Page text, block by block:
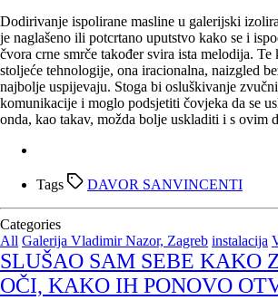
Dodirivanje ispolirane masline u galerijski
je naglašeno ili potcrtano uputstvo kako se i
čvora crne smrče također svira ista melodija. Te
stoljeće tehnologije, ona iracionalna, naizgled
najbolje uspijevaju. Stoga bi osluškivanje
komunikacije i moglo podsjetiti čovjeka da se
onda, kao takav, možda bolje uskladiti i s ovim
Tags DAVOR SANVINCENTI
Categories
All Galerija Vladimir Nazor, Zagreb instalacija
SLUŠAO SAM SEBE KAKO
OČI, KAKO IH PONOVO